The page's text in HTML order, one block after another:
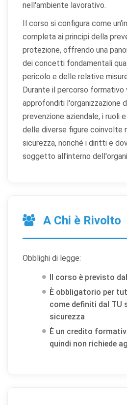
nell'ambiente lavorativo.
Il corso si configura come
completa ai principi della
protezione, offrendo una
dei concetti fondamentali
pericolo e delle relative
Durante il percorso formativo
approfonditi l'organizzazione
prevenzione aziendale, i ruoli
delle diverse figure coinvolte
sicurezza, nonché i diritti e
soggetto all'interno
A Chi è Rivolto
Obblighi di legge:
Il corso è previsto
È obbligatorio per
come definiti dal TU
sicurezza
È un credito
quindi non richiede